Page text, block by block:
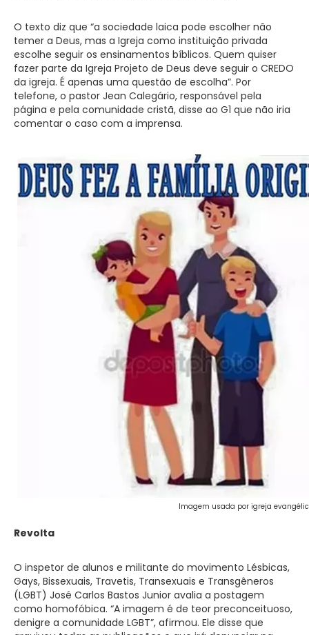
O texto diz que “a sociedade laica pode escolher não
temer a Deus, mas a Igreja como instituição privada
escolhe seguir os ensinamentos bíblicos. Quem quiser
fazer parte da Igreja Projeto de Deus deve seguir o CREDO
da igreja. É apenas uma questão de escolha”. Por
telefone, o pastor Jean Calegário, responsável pela
página e pela comunidade cristã, disse ao G1 que não iria
comentar o caso com a imprensa.
Imagem usada por igreja
Revolta
O inspetor de alunos e militante do movimento Lésbicas,
Gays, Bissexuais, Travetis, Transexuais e Transgêneros
(LGBT) José Carlos Bastos Junior avalia a postagem
como homofóbica. “A imagem é de teor preconceituoso,
denigre a comunidade LGBT”, afirmou. Ele disse que